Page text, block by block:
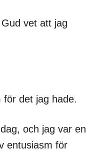
vet att jag
för det jag hade.
och jag var en
entusiasm för